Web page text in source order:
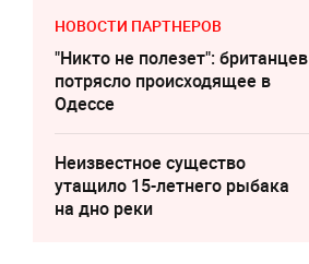
НОВОСТИ ПАРТНЕРОВ
"Никто не полезет": британцев
потрясло происходящее в
Одессе
Неизвестное существо
утащило 15-летнего рыбака
на дно реки